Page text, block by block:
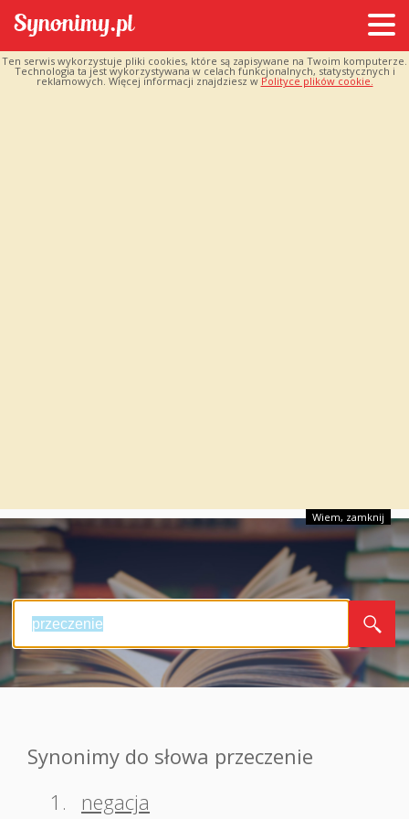
Ten serwis wykorzystuje pliki cookies, które są zapisywane na Twoim komputerze.
Technologia ta jest wykorzystywana w celach funkcjonalnych, statystycznych i
reklamowych. Więcej informacji znajdziesz w Polityce plików cookie.
Wiem, zamknij
Synonimy do słowa przeczenie
1.
negacja